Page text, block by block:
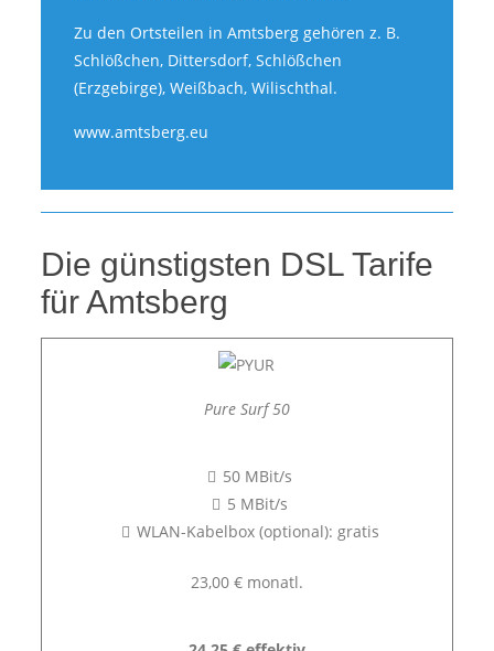
Zu den Ortsteilen in Amtsberg gehören z. B.
Schlößchen, Dittersdorf, Schlößchen
(Erzgebirge), Weißbach, Wilischthal.
www.amtsberg.eu
Die günstigsten DSL Tarife
für Amtsberg
Pure Surf 50
50 MBit/s
5 MBit/s
WLAN-Kabelbox (optional): gratis
23,00 € monatl.